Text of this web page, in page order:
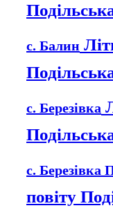
с. Балин
с. Березівка
с. Березівка
повіту